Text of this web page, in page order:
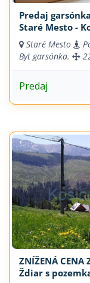
Predaj
Staré Mesto -
Staré Mesto
Bytgarsónka.
Predaj
ZNÍŽENÁ
Ždiar s